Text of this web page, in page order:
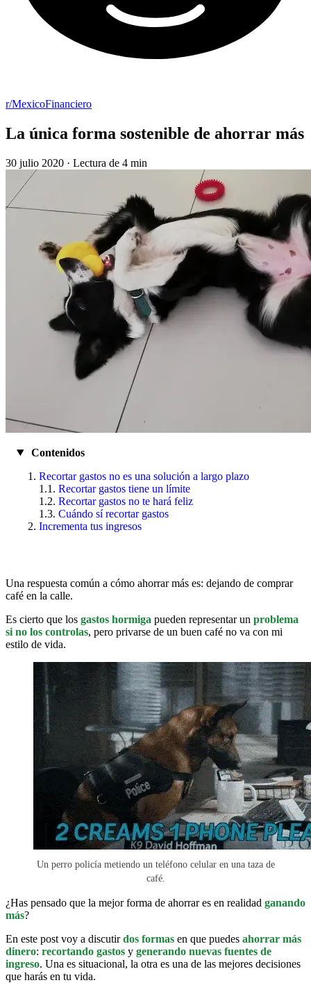
r/MexicoFinanciero
La única forma sostenible de ahorrar más
30 julio 2020 · Lectura de 4 min
Contenidos
Recortar gastos no es una solución a largo plazo
Recortar gastos tiene un límite
Recortar gastos no te hará feliz
Cuándo sí recortar gastos
Incrementa tus ingresos
Una respuesta común a cómo ahorrar más es: dejando de comprar
café en la calle.
Es cierto que los gastos hormiga pueden representar un problema
si no los controlas, pero privarse de un buen café no va con mi
estilo de vida.
Un perro policía metiendo un teléfono celular en una taza de
café.
¿Has pensado que la mejor forma de ahorrar es en realidad ganando
más?
En este post voy a discutirdos formas en que puedes ahorrar más
dinero: recortando gastos y generando nuevas fuentes de
ingreso. Una es situacional, la otra es una de las mejores decisiones
que harás en tu vida.